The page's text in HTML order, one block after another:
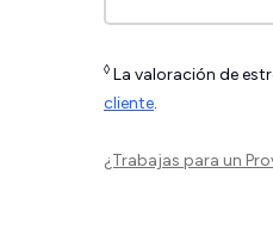
◊ La valoración de
cliente.
¿Trabajas para un